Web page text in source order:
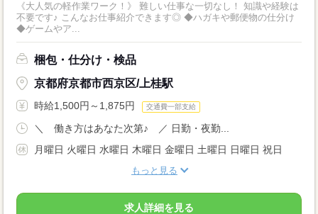
《大人気の軽作業ワーク！》 難しい仕事な一切なし！ 知識や経験は
不要です♪ こんなお仕事紹介できます◎ ◆ハガキや郵便物の仕分け
◆ゲームやア...
梱包・仕分け・検品
京都府京都市西京区/上桂駅
時給1,500円～1,875円 交通費一部支給
＼ 働き方はあなた次第♪ ／ 日勤・夜勤...
月曜日 火曜日 水曜日 木曜日 金曜日 土曜日 日曜日 祝日
もっと見る
求人詳細を見る